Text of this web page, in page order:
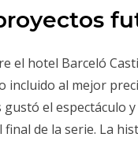
el hotel Barceló
incluido al mejor
gustó el espectáculo
final de la serie. La